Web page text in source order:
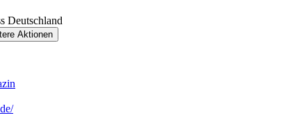
Deutschland
Aktionen